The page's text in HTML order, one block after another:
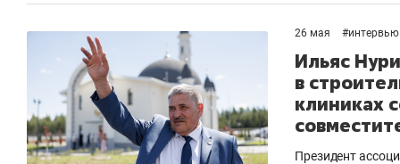
26 мая #интервью
Ильяс
в
клиниках
Президент